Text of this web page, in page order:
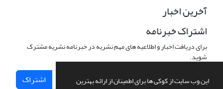
این وب سایت از کوکی ها برای اطمینان از ارائه بهترین
آخرین اخبار
اشتراک خبرنامه
برای دریافت اخبار و اطلاعیه های مهم نشریه در خبرنامه نشریه مشترک
شوید.
اشتراک